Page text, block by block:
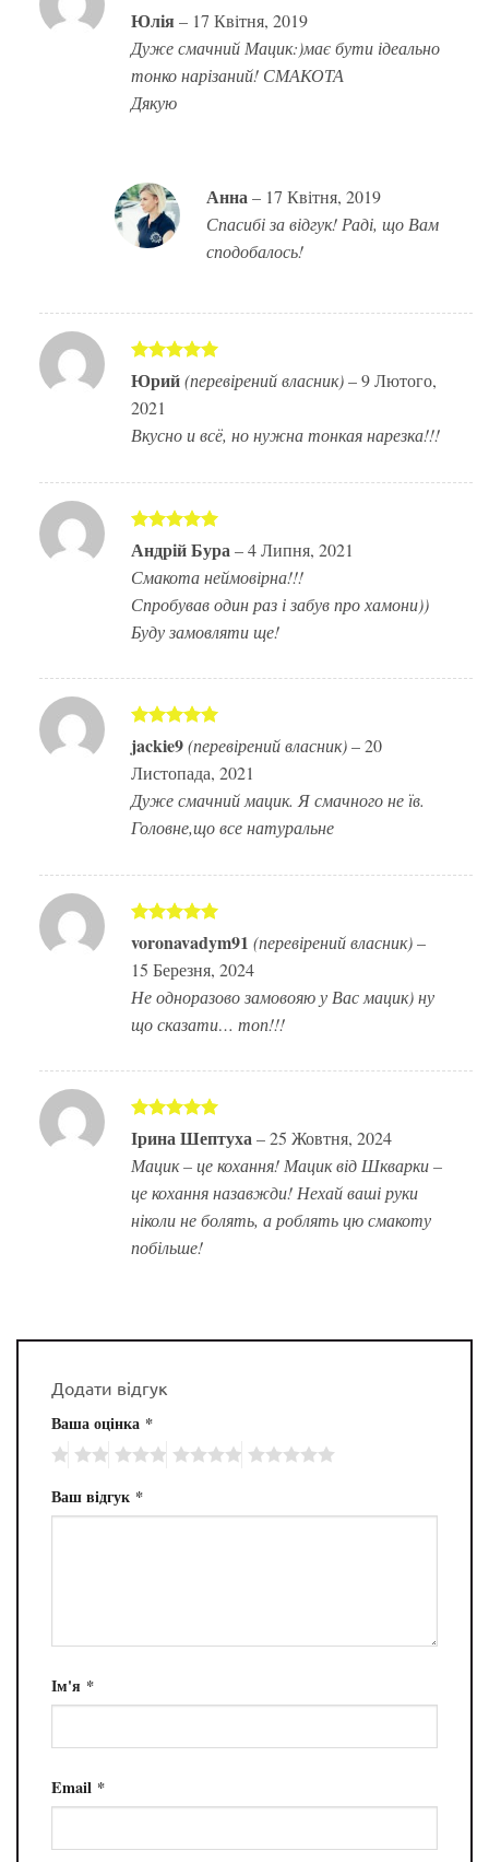
Оцінено в
5з 5
Юлія – 17 Квітня, 2019
Дуже смачний Мацик:)має бути ідеально
тонко нарізаний! СМАКОТА
Дякую
Анна – 17 Квітня, 2019
Спасибі за відгук! Раді, що Вам
сподобалось!
Оцінено в
5з 5
Юрий(перевірений власник) – 9 Лютого,
2021
Вкусно и всё, но нужна тонкая нарезка!!!
Оцінено в
5з 5
Андрій Бура– 4 Липня, 2021
Смакота неймовірна!!!
Спробував один раз і забув про хамони))
Буду замовляти ще!
Оцінено в
5з 5
jackie9(перевірений власник) – 20
Листопада, 2021
Дуже смачний мацик. Я смачного не їв.
Головне,що все натуральне
Оцінено в
5з 5
voronavadym91 (перевірений власник) –
15 Березня, 2024
Не одноразово замовояю у Вас мацик) ну
що сказати… топ!!!
Оцінено в
5з 5
Ірина Шептуха– 25 Жовтня, 2024
Мацик – це кохання! Мацик від Шкварки –
це кохання назавжди! Нехай ваші руки
ніколи не болять, а роблять цю смакоту
побільше!
Додати відгук
Ваша оцінка *
Ваш відгук *
Ім'я *
Email *